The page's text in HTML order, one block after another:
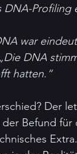
DNA-Profiling
war
„Die DNA
hatten.“
Der
Befund